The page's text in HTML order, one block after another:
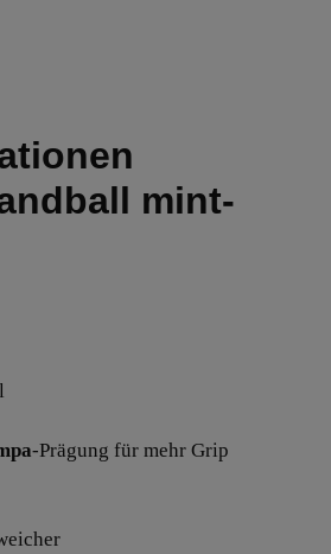
mint-
-Prägung für mehr Grip